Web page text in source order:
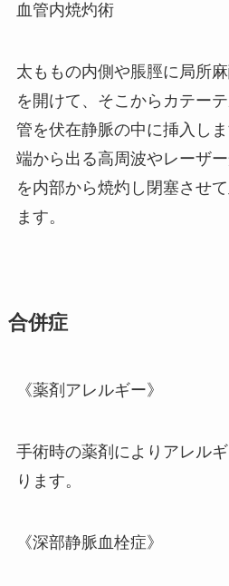
血管内焼灼術
太ももの内側や脹脛に局所
を開けて、そこからカテー
管を伏在静脈の中に挿入し
端から出る高周波やレーザ
を内部から焼灼し閉塞させ
ます。
合併症
《薬剤アレルギー》
手術時の薬剤によりアレル
ります。
《深部静脈血栓症》